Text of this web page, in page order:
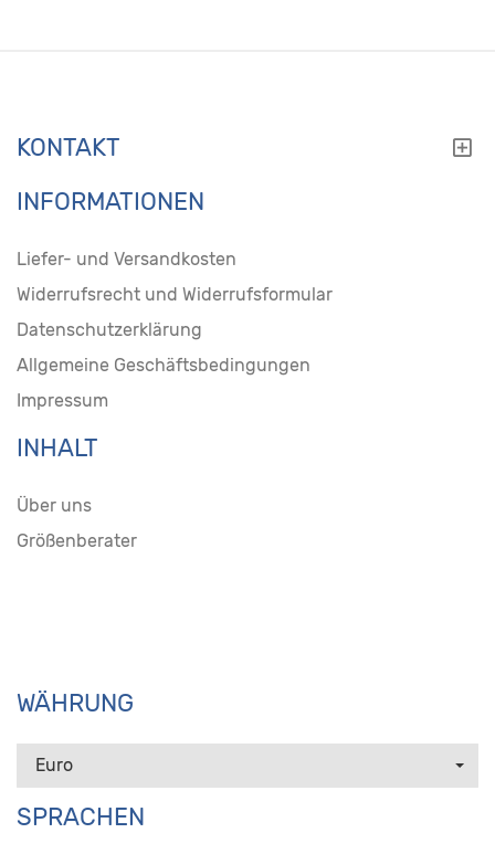
KONTAKT
INFORMATIONEN
Liefer- und Versandkosten
Widerrufsrecht und Widerrufsformular
Datenschutzerklärung
Allgemeine Geschäftsbedingungen
Impressum
INHALT
Über uns
Größenberater
WÄHRUNG
Euro
SPRACHEN